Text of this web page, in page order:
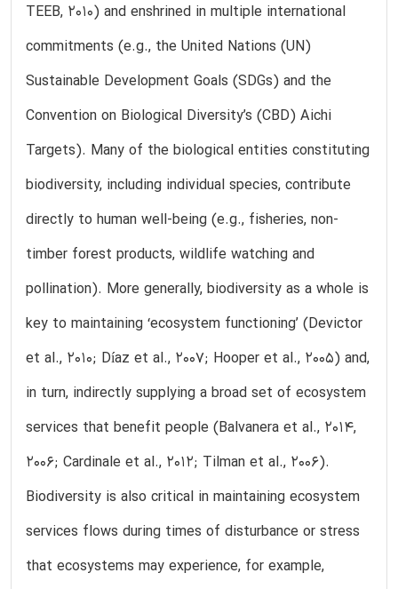
TEEB, 2010) and enshrined in multiple international
commitments (e.g., the United Nations (UN)
Sustainable Development Goals (SDGs) and the
Convention on Biological Diversity’s (CBD) Aichi
Targets). Many of the biological entities constituting
biodiversity, including individual species, contribute
directly to human well-being (e.g., fisheries, non-
timber forest products, wildlife watching and
pollination). More generally, biodiversity as a whole is
key to maintaining ‘ecosystem functioning’ (Devictor
et al., 2010; Díaz et al., 2007; Hooper et al., 2005) and,
in turn, indirectly supplying a broad set of ecosystem
services that benefit people (Balvanera et al., 2014,
2006; Cardinale et al., 2012; Tilman et al., 2006).
Biodiversity is also critical in maintaining ecosystem
services flows during times of disturbance or stress
that ecosystems may experience, for example,